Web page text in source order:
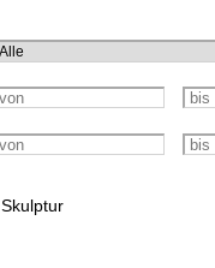
Skulptur